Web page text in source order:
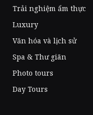
Trải nghiệm ẩm thực
Luxury
Văn hóa và lịch sử
Spa & Thư giãn
Photo tours
Day Tours